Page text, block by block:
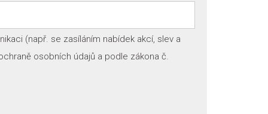
(např. se zasíláním nabídek akcí, slev a
osobních údajů a podle zákona č.